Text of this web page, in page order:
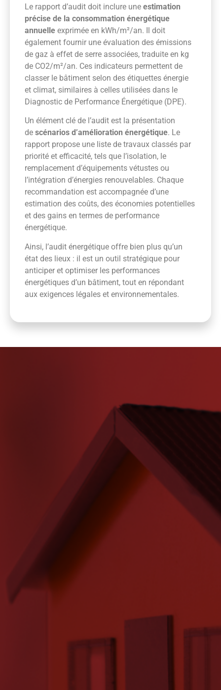
Le rapport d’audit doit inclure une estimation
précise de la consommation énergétique
annuelle exprimée en kWh/m²/an. Il doit
également fournir une évaluation des émissions
de gaz à effet de serre associées, traduite en kg
de CO2/m²/an. Ces indicateurs permettent de
classer le bâtiment selon des étiquettes énergie
et climat, similaires à celles utilisées dans le
Diagnostic de Performance Énergétique (DPE).
Un élément clé de l’audit est la présentation
de scénarios d’amélioration énergétique. Le
rapport propose une liste de travaux classés par
priorité et efficacité, tels que l’isolation, le
remplacement d’équipements vétustes ou
l’intégration d’énergies renouvelables. Chaque
recommandation est accompagnée d’une
estimation des coûts, des économies potentielles
et des gains en termes de performance
énergétique.
Ainsi, l’audit énergétique offre bien plus qu’un
état des lieux : il est un outil stratégique pour
anticiper et optimiser les performances
énergétiques d’un bâtiment, tout en répondant
aux exigences légales et environnementales.